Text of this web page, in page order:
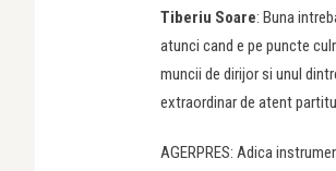
Tiberiu Soare: Buna
atunci cand e pe puncte
muncii de dirijor si unul
extraordinar de atent
AGERPRES: Adica